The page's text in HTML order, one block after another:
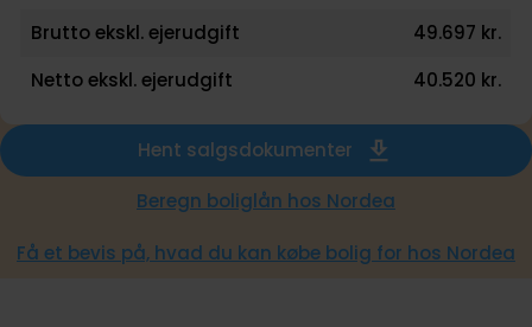
Brutto ekskl. ejerudgift
49.697 kr.
Netto ekskl. ejerudgift
40.520 kr.
Hent salgsdokumenter
Beregn boliglån hos Nordea
Få et bevis på, hvad du kan købe bolig for hos Nordea